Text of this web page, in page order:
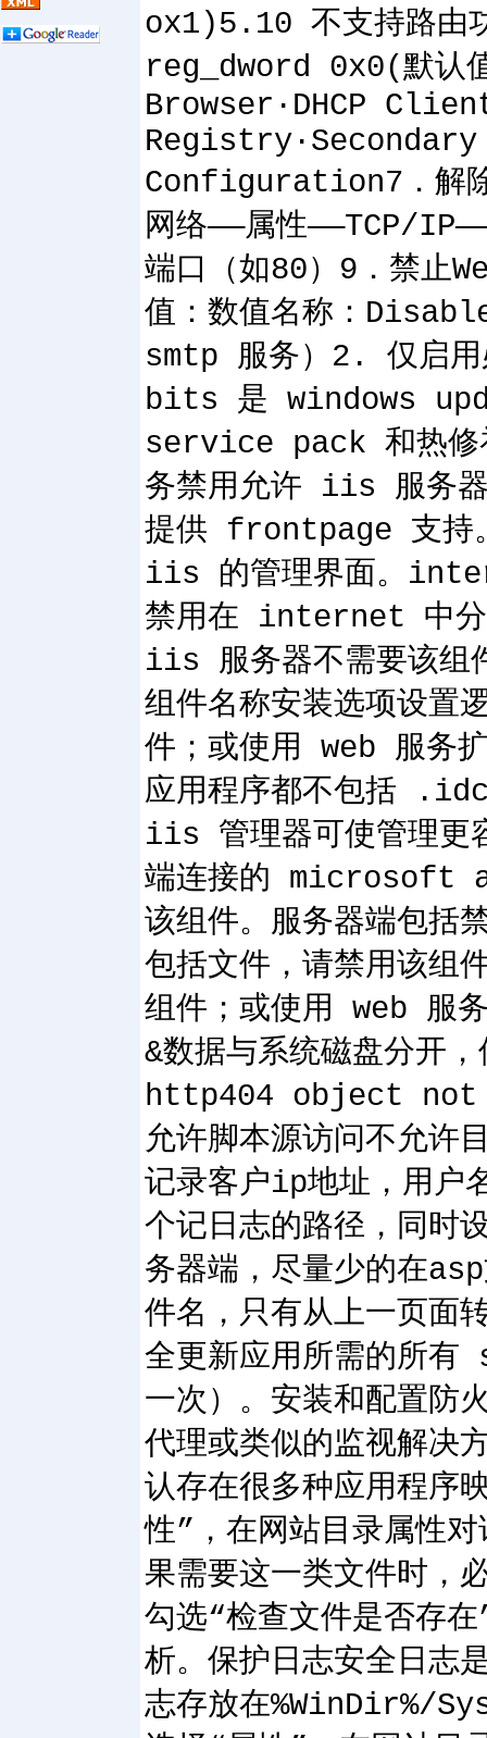
ox1)5.10 不支持路
reg_dword 0x0(默
Browser·DHCP
Registry·Secondary
Configuration7．解除
网络——属性——TCP/
端口（如80）9．禁止
值：数值名称：
smtp 服务）2. 仅启
bits 是 windows
service pack 和热修
务禁用允许 iis 服务
提供 frontpage 支持
iis 的管理界面。
禁用在 internet 中分
iis 服务器不需要该组
组件名称安装选项设
件；或使用 web 服务
应用程序都不包括
iis 管理器可使管理更
端连接的 microsoft
该组件。服务器端包
包括文件，请禁用该
组件；或使用 web 服
&数据与系统磁盘分开
http404 object not
允许脚本源访问不允许
记录客户ip地址，用户
个记日志的路径，同
务器端，尽量少的在
件名，只有从上一页
全更新应用所需的所
一次）。安装和配置
代理或类似的监视解决
认存在很多种应用程序
性”，在网站目录属性
果需要这一类文件时，
勾选“检查文件是否存
析。保护日志安全日志
志存放在%WinDir%/